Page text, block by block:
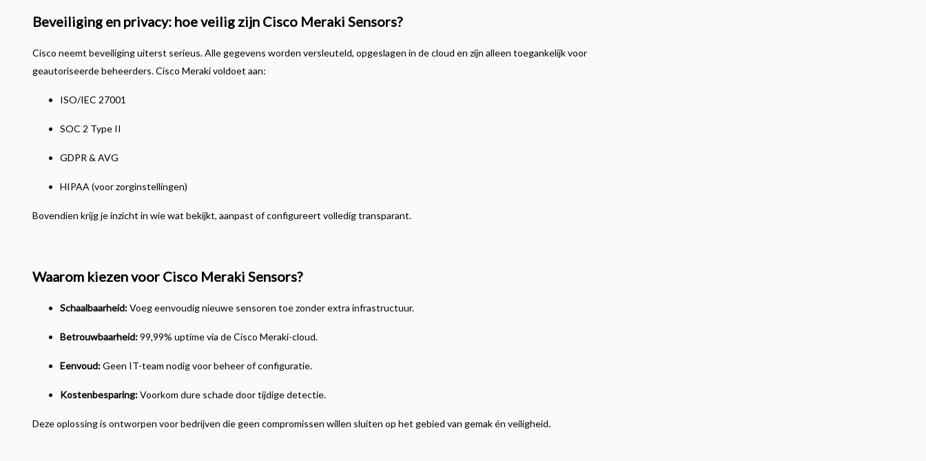
Beveiliging en privacy: hoe veilig zijn Cisco Meraki Sensors?
Cisco neemt beveiliging uiterst serieus. Alle gegevens worden versleuteld, opgeslagen in de cloud en zijn alleen toegankelijk voor
geautoriseerde beheerders. Cisco Meraki voldoet aan:
ISO/IEC 27001
SOC 2 Type II
GDPR & AVG
HIPAA (voor zorginstellingen)
Bovendien krijg je inzicht in wie wat bekijkt, aanpast of configureert volledig transparant.
Waarom kiezen voor Cisco Meraki Sensors?
Schaalbaarheid:Voeg eenvoudig nieuwe sensoren toe zonder extra infrastructuur.
Betrouwbaarheid:99,99% uptime via de Cisco Meraki-cloud.
Eenvoud:Geen IT-team nodig voor beheer of configuratie.
Kostenbesparing:Voorkom dure schade door tijdige detectie.
Deze oplossing is ontworpen voor bedrijven die geen compromissen willen sluiten op het gebied van gemak én veiligheid.